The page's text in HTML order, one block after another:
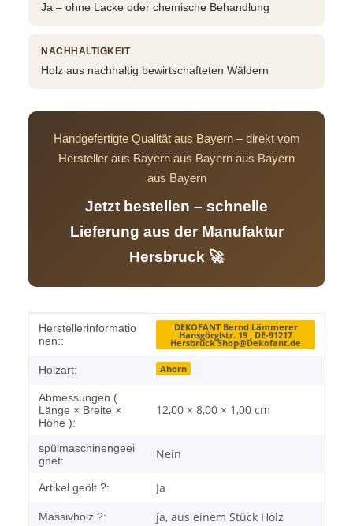
Ja – ohne Lacke oder chemische Behandlung
NACHHALTIGKEIT
Holz aus nachhaltig bewirtschafteten Wäldern
Handgefertigte Qualität aus Bayern – direkt vom
Hersteller aus Bayern aus Bayern aus Bayern
aus Bayern
Jetzt bestellen – schnelle
Lieferung aus der Manufaktur
Hersbruck 🚀
Produkteigenschaft
Wert
Herstellerinformatio
nen::
DEKOFANT Bernd Lämmerer
Hansgörglstr. 19 , DE-91217
Hersbruck Shop@Dekofant.de
Holzart: Ahorn
Abmessungen (
Länge × Breite ×
Höhe ):
12,00 × 8,00 × 1,00 cm
spülmaschinengeei
gnet:
Nein
Artikel geölt ?: Ja
Massivholz ?: ja, aus einem Stück Holz